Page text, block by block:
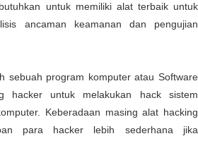
untuk memiliki alat terbaik untuk
ancaman keamanan dan pengujian
sebuah program komputer atau Software
hacker untuk melakukan hack sistem
Keberadaan masing alat hacking
para hacker lebih sederhana jika